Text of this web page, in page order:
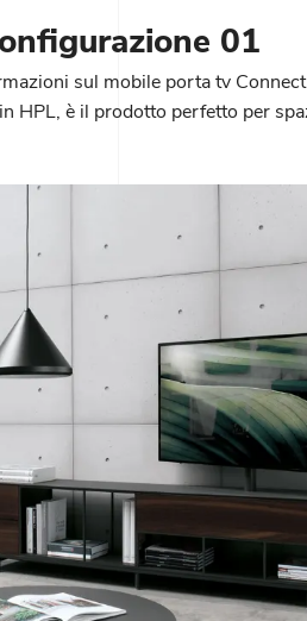
01
sul mobile porta tv
HPL, è il prodotto perfetto per